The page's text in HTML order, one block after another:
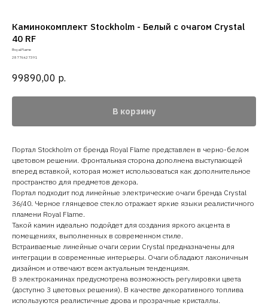
Каминокомплект Stockholm - Белый с очагом Crystal
40 RF
Royal Flame
28776k27391
99890,00 р.
В корзину
Портал Stockholm от бренда Royal Flame представлен в черно-белом
цветовом решении. Фронтальная сторона дополнена выступающей
вперед вставкой, которая может использоваться как дополнительное
пространство для предметов декора.
Портал подходит под линейные электрические очаги бренда Crystal
36/40. Черное глянцевое стекло отражает яркие языки реалистичного
пламени Royal Flame.
Такой камин идеально подойдет для создания яркого акцента в
помещениях, выполненных в современном стиле.
Встраиваемые линейные очаги серии Crystal предназначены для
интеграции в современные интерьеры. Очаги обладают лаконичным
дизайном и отвечают всем актуальным тенденциям.
В электрокаминах предусмотрена возможность регулировки цвета
(доступно 3 цветовых решения). В качестве декоративного топлива
используются реалистичные дрова и прозрачные кристаллы.